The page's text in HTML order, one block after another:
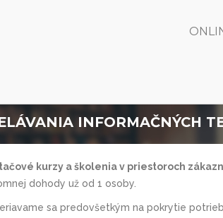
INFORMAČNÝCH
kurzy a školenia v priestoroch
dohody už od 1 osoby.
sa predovšetkým na pokrytie